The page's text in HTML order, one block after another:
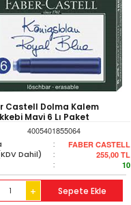
Castell Dolma Kalem
Mavi 6 Lı Paket
4005401855064
: FABER CASTELL
Dahil) : 255,00 TL
: 10
+ Sepete Ekle